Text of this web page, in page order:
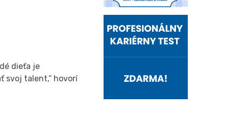
dieťa je
svoj talent,“ hovorí